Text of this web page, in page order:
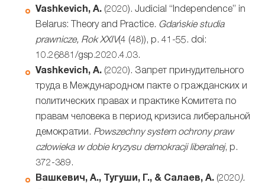
Vashkevich, A. (2020). Judicial “Independence” in
Belarus: Theory and Practice. Gdańskie studia
prawnicze, Rok XXIV(4 (48)), p. 41-55. doi:
10.26881/gsp.2020.4.03.
Vashkevich, A. (2020). Запрет принудительного
труда в Международном пакте о гражданских и
политических правах и практике Комитета по
правам человека в период кризиса либеральной
демократии. Powszechny system ochrony praw
człowieka w dobie kryzysu demokracji liberalnej, p.
372-389.
Вашкевич, А., Тугуши, Г., & Салаев, А. (2020).